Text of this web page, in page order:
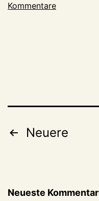
Kommentare
Neuere
Neueste